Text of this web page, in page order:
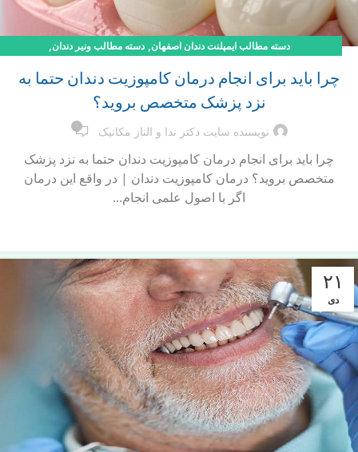
دسته مطالب ایمپلنت دندان اصفهان,دسته مطالب ونیر دندان,
چرا باید برای انجام درمان کامپوزیت دندان حتما به
نزد پزشک متخصص بروید؟
نویسنده سایت دکتر ندا و الناز مکانیک ۰
چرا باید برای انجام درمان کامپوزیت دندان حتما به نزد پزشک
متخصص بروید؟ درمان کامپوزیت دندان | در واقع این درمان
اگر با اصول علمی انجام...
۲۱
دی